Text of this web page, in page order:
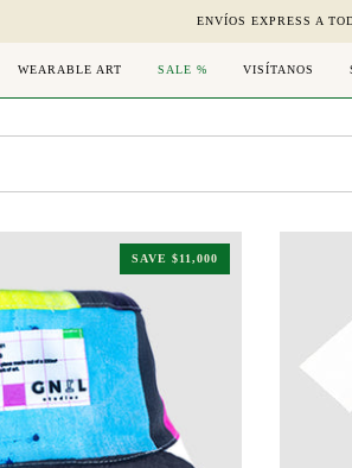
ENVÍOS EXPRESS A
WEARABLE ART SALE % VISÍTANOS
SAVE $11,000